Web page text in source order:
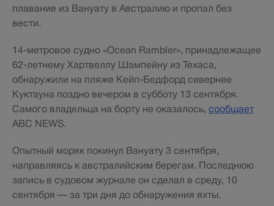
плавание из Вануату в Австралию и пропал без
вести.
14-метровое судно «Ocean Rambler», принадлежащее
62-летнему Хартвеллу Шампейну из Техаса,
обнаружили на пляже Кейп-Бедфорд севернее
Куктауна поздно вечером в субботу 13 сентября.
Самого владельца на борту не оказалось, сообщает
ABC NEWS.
Опытный моряк покинул Вануату 3 сентября,
направляясь к австралийским берегам. Последнюю
запись в судовом журнале он сделал в среду, 10
сентября — за три дня до обнаружения яхты.